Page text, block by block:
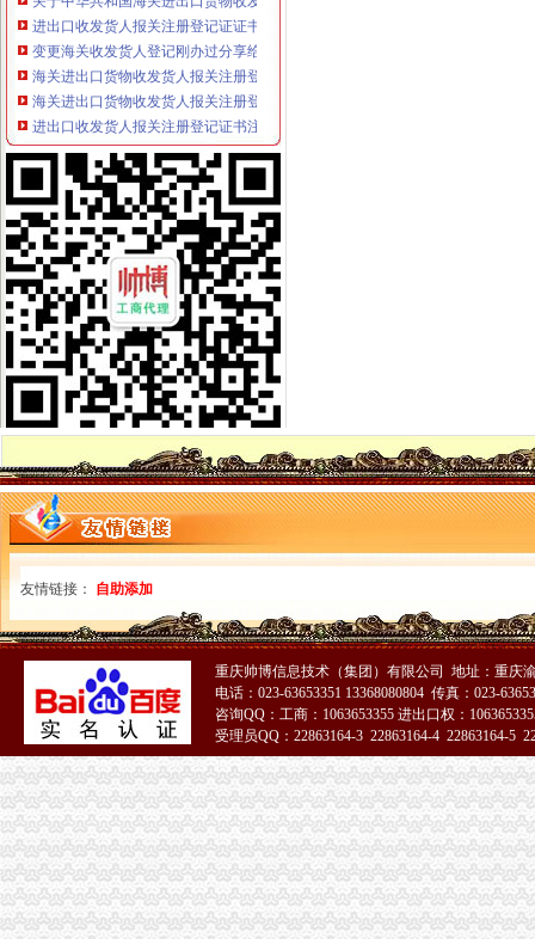
进出口收发货人报关注册登记证证书换证问题-阿里巴巴行业问答
变更海关收发货人登记刚办过分享给大家-外贸政策-福步外贸论坛
海关进出口货物收发货人报关注册登记证书有什么用？_已解决-阿里
海关进出口货物收发货人报关注册登记证书有什么用？_已解决-阿里
进出口收发货人报关注册登记证书注册信息变更须知
人代表变更更新中人华民共和国海关进出口货物收发货人报关注册登
收发货人备案登记表(即海关证书)变更所需资料及注意事项-hexin_
变更进出口收发货人注册登记证书需提交什么资料?-新海关外贸政
进出口收发货人注册登记变更
进出口货物收发货人应当在办理注册登记许可延期的同时办理换领进出
济南长增国际贸易有限公司海关进出口货物收发货人注册登记证书挂失
海关办理进出口收发货人注册登记及换证所需的资料,2010年|,2010
关于进出口收发货人年审的办理
2014三、办理海关《进出口货物收发货人》注册登记变更手续须知和相
进口红酒怎样做收发货人备案,标签备案代理-供应信息-环球经贸网
进出口收发货人注册登记
代办货物进出口权代办海关登记证多少钱-爱喇叭网
义乌外贸公司注册进出口收发货人注册登记【今日推荐网-金华工商/税
进出口收/发货人海关备案如何办理？提交哪些材料？
海口海关>办事服务>场景式服务>货物通关>进出口货物收发货人变
进出口收发货人报关注册注销须知-经验分享-中国物流人论坛锦程物
深圳进出口企业收发货人证书延期怎么做|诺金报关公司-11年经验深圳
电子口岸里的海关进出口收发货人年报怎么做|轻纺外贸-绍兴E网论坛
中华共和国海关进出口货物收发货人报关-深圳市恒鑫丰实业有限
我公司现已成功获批《海关进出口货物登记证书》_安徽环瑞电热器材
虎门港进口PET回收料海关报关规定|仓储报关_云同盟
专业进出口权办理费用及流程详细说明-广州58同城
河南自贸区进出口公司注册流程及进出口权办理指南_搜狐财经_搜狐网
龙岗区海关登记证办理条件
海关收发货人登记证书
海关登记,海关登记手续-北京58同城
北京海关：《进出口收发货人登记证书》丢失-报关员网-吧
企业的《中华共和国海关进出口货物收发货人报关注册登记证书》
我公司已经取得进出口收发货人报关登记证书,下一步在海关电子口
海关进出口货物收发货人登记证是什么啊？（页1）-外贸单证-福步
收发货人报关注册登记证书有效期过期怎么办？-咨询-中国海关律师网
海关收发货人注册登记证书是否是每年年检的？|轻纺外贸-绍兴E网论
变更进出口收发货人注册登记证书需提交什么资料？-通关监管海关业
友情链接： 自助添加
重庆帅博信息技术（集团）有限公司 地址：重庆
电话：023-63653351 13368080804 传真：023-
咨询QQ：工商：1063653355 进出口权：
受理员QQ：22863164-3 22863164-4 22863164-5